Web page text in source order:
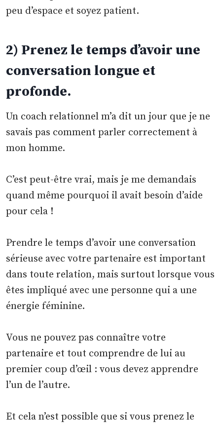
peu d’espace et soyez patient.
2) Prenez le temps d’avoir une
conversation longue et
profonde.
Un coach relationnel m’a dit un jour que je ne
savais pas comment parler correctement à
mon homme.
C’est peut-être vrai, mais je me demandais
quand même pourquoi il avait besoin d’aide
pour cela !
Prendre le temps d’avoir une conversation
sérieuse avec votre partenaire est important
dans toute relation, mais surtout lorsque vous
êtes impliqué avec une personne qui a une
énergie féminine.
Vous ne pouvez pas connaître votre
partenaire et tout comprendre de lui au
premier coup d’œil : vous devez apprendre
l’un de l’autre.
Et cela n’est possible que si vous prenez le